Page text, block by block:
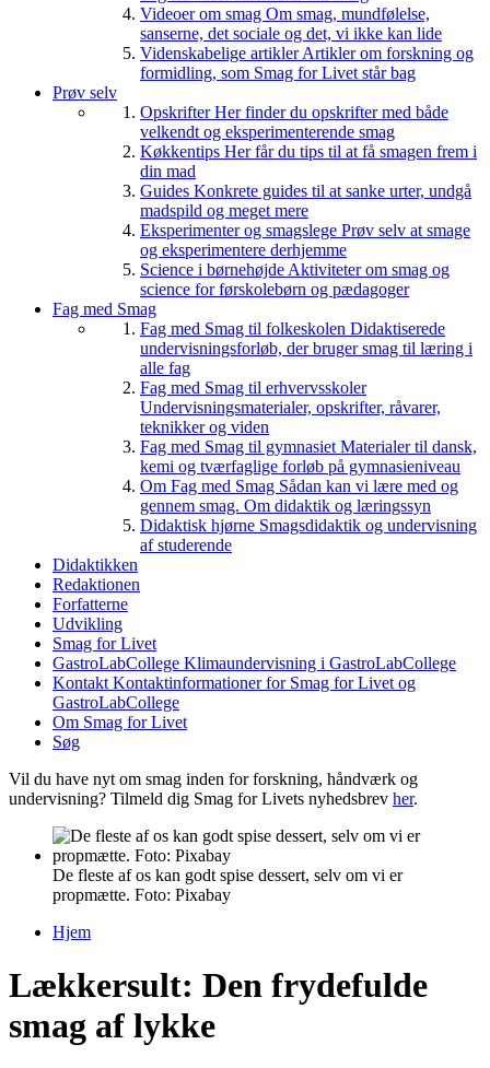
Videoer om smag Om smag, mundfølelse,
sanserne, det sociale og det, vi ikke kan lide
Videnskabelige artiklerArtikler om forskning og
formidling, som Smag for Livet står bag
Prøv selv
OpskrifterHer finder du opskrifter med både
velkendt og eksperimenterende smag
Køkkentips Her får du tips til at få smagen frem i
din mad
Guides Konkrete guides til at sanke urter, undgå
madspild og meget mere
Eksperimenter og smagslege Prøv selv at smage
og eksperimentere derhjemme
Science i børnehøjde Aktiviteter om smag og
science for førskolebørn og pædagoger
Fag med Smag
Fag med Smag til folkeskolen Didaktiserede
undervisningsforløb, der bruger smag til læring i
alle fag
Fag med Smag til erhvervsskoler
Undervisningsmaterialer, opskrifter, råvarer,
teknikker og viden
Fag med Smag til gymnasiet Materialer til dansk,
kemi og tværfaglige forløb på gymnasieniveau
Om Fag med Smag Sådan kan vi lære med og
gennem smag. Om didaktik og læringssyn
Didaktisk hjørne Smagsdidaktik og undervisning
af studerende
Didaktikken
Redaktionen
Forfatterne
Udvikling
Smag for Livet
GastroLabCollege Klimaundervisning i GastroLabCollege
Kontakt Kontaktinformationer for Smag for Livet og
GastroLabCollege
Om Smag for Livet
Søg
Vil du have nyt om smag inden for forskning, håndværk og
undervisning? Tilmeld dig Smag for Livets nyhedsbrev her.
De fleste af os kan godt spise dessert, selv om vi er
propmætte. Foto: Pixabay
Hjem
Lækkersult: Den frydefulde
smag af lykke